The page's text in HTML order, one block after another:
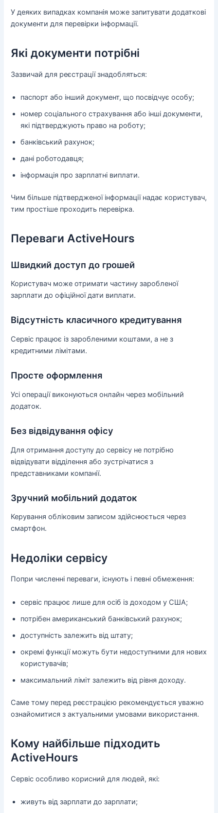
У деяких випадках компанія може запитувати додаткові
документи для перевірки інформації.
Які документи потрібні
Зазвичай для реєстрації знадобляться:
паспорт або інший документ, що посвідчує особу;
номер соціального страхування або інші документи,
які підтверджують право на роботу;
банківський рахунок;
дані роботодавця;
інформація про зарплатні виплати.
Чим більше підтвердженої інформації надає користувач,
тим простіше проходить перевірка.
Переваги ActiveHours
Швидкий доступ до грошей
Користувач може отримати частину заробленої
зарплати до офіційної дати виплати.
Відсутність класичного кредитування
Сервіс працює із заробленими коштами, а не з
кредитними лімітами.
Просте оформлення
Усі операції виконуються онлайн через мобільний
додаток.
Без відвідування офісу
Для отримання доступу до сервісу не потрібно
відвідувати відділення або зустрічатися з
представниками компанії.
Зручний мобільний додаток
Керування обліковим записом здійснюється через
смартфон.
Недоліки сервісу
Попри численні переваги, існують і певні обмеження:
сервіс працює лише для осіб із доходом у США;
потрібен американський банківський рахунок;
доступність залежить від штату;
окремі функції можуть бути недоступними для нових
користувачів;
максимальний ліміт залежить від рівня доходу.
Саме тому перед реєстрацією рекомендується уважно
ознайомитися з актуальними умовами використання.
Кому найбільше підходить
ActiveHours
Сервіс особливо корисний для людей, які:
живуть від зарплати до зарплати;